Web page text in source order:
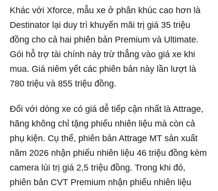
Khác với Xforce, mẫu xe ở phân khúc cao hơn là
Destinator lại duy trì khuyến mãi trị giá 35 triệu
đồng cho cả hai phiên bản Premium và Ultimate.
Gói hỗ trợ tài chính này trừ thẳng vào giá xe khi
mua. Giá niêm yết các phiên bản này lần lượt là
780 triệu và 855 triệu đồng.
Đối với dòng xe có giá dễ tiếp cận nhất là Attrage,
hãng không chỉ tặng phiếu nhiên liệu mà còn cả
phụ kiện. Cụ thể, phiên bản Attrage MT sản xuất
năm 2026 nhận phiếu nhiên liệu 46 triệu đồng kèm
camera lùi trị giá 2,5 triệu đồng. Trong khi đó,
phiên bản CVT Premium nhận phiếu nhiên liệu